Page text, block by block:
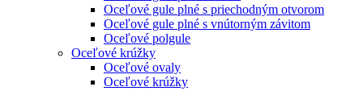
Oceľové gule plné s priechodným otvorom
Oceľové gule plné s vnútorným závitom
Oceľové polgule
Oceľové krúžky
Oceľové ovaly
Oceľové krúžky